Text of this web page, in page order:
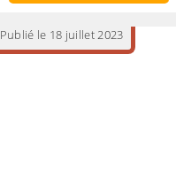
Publié le 18 juillet 2023